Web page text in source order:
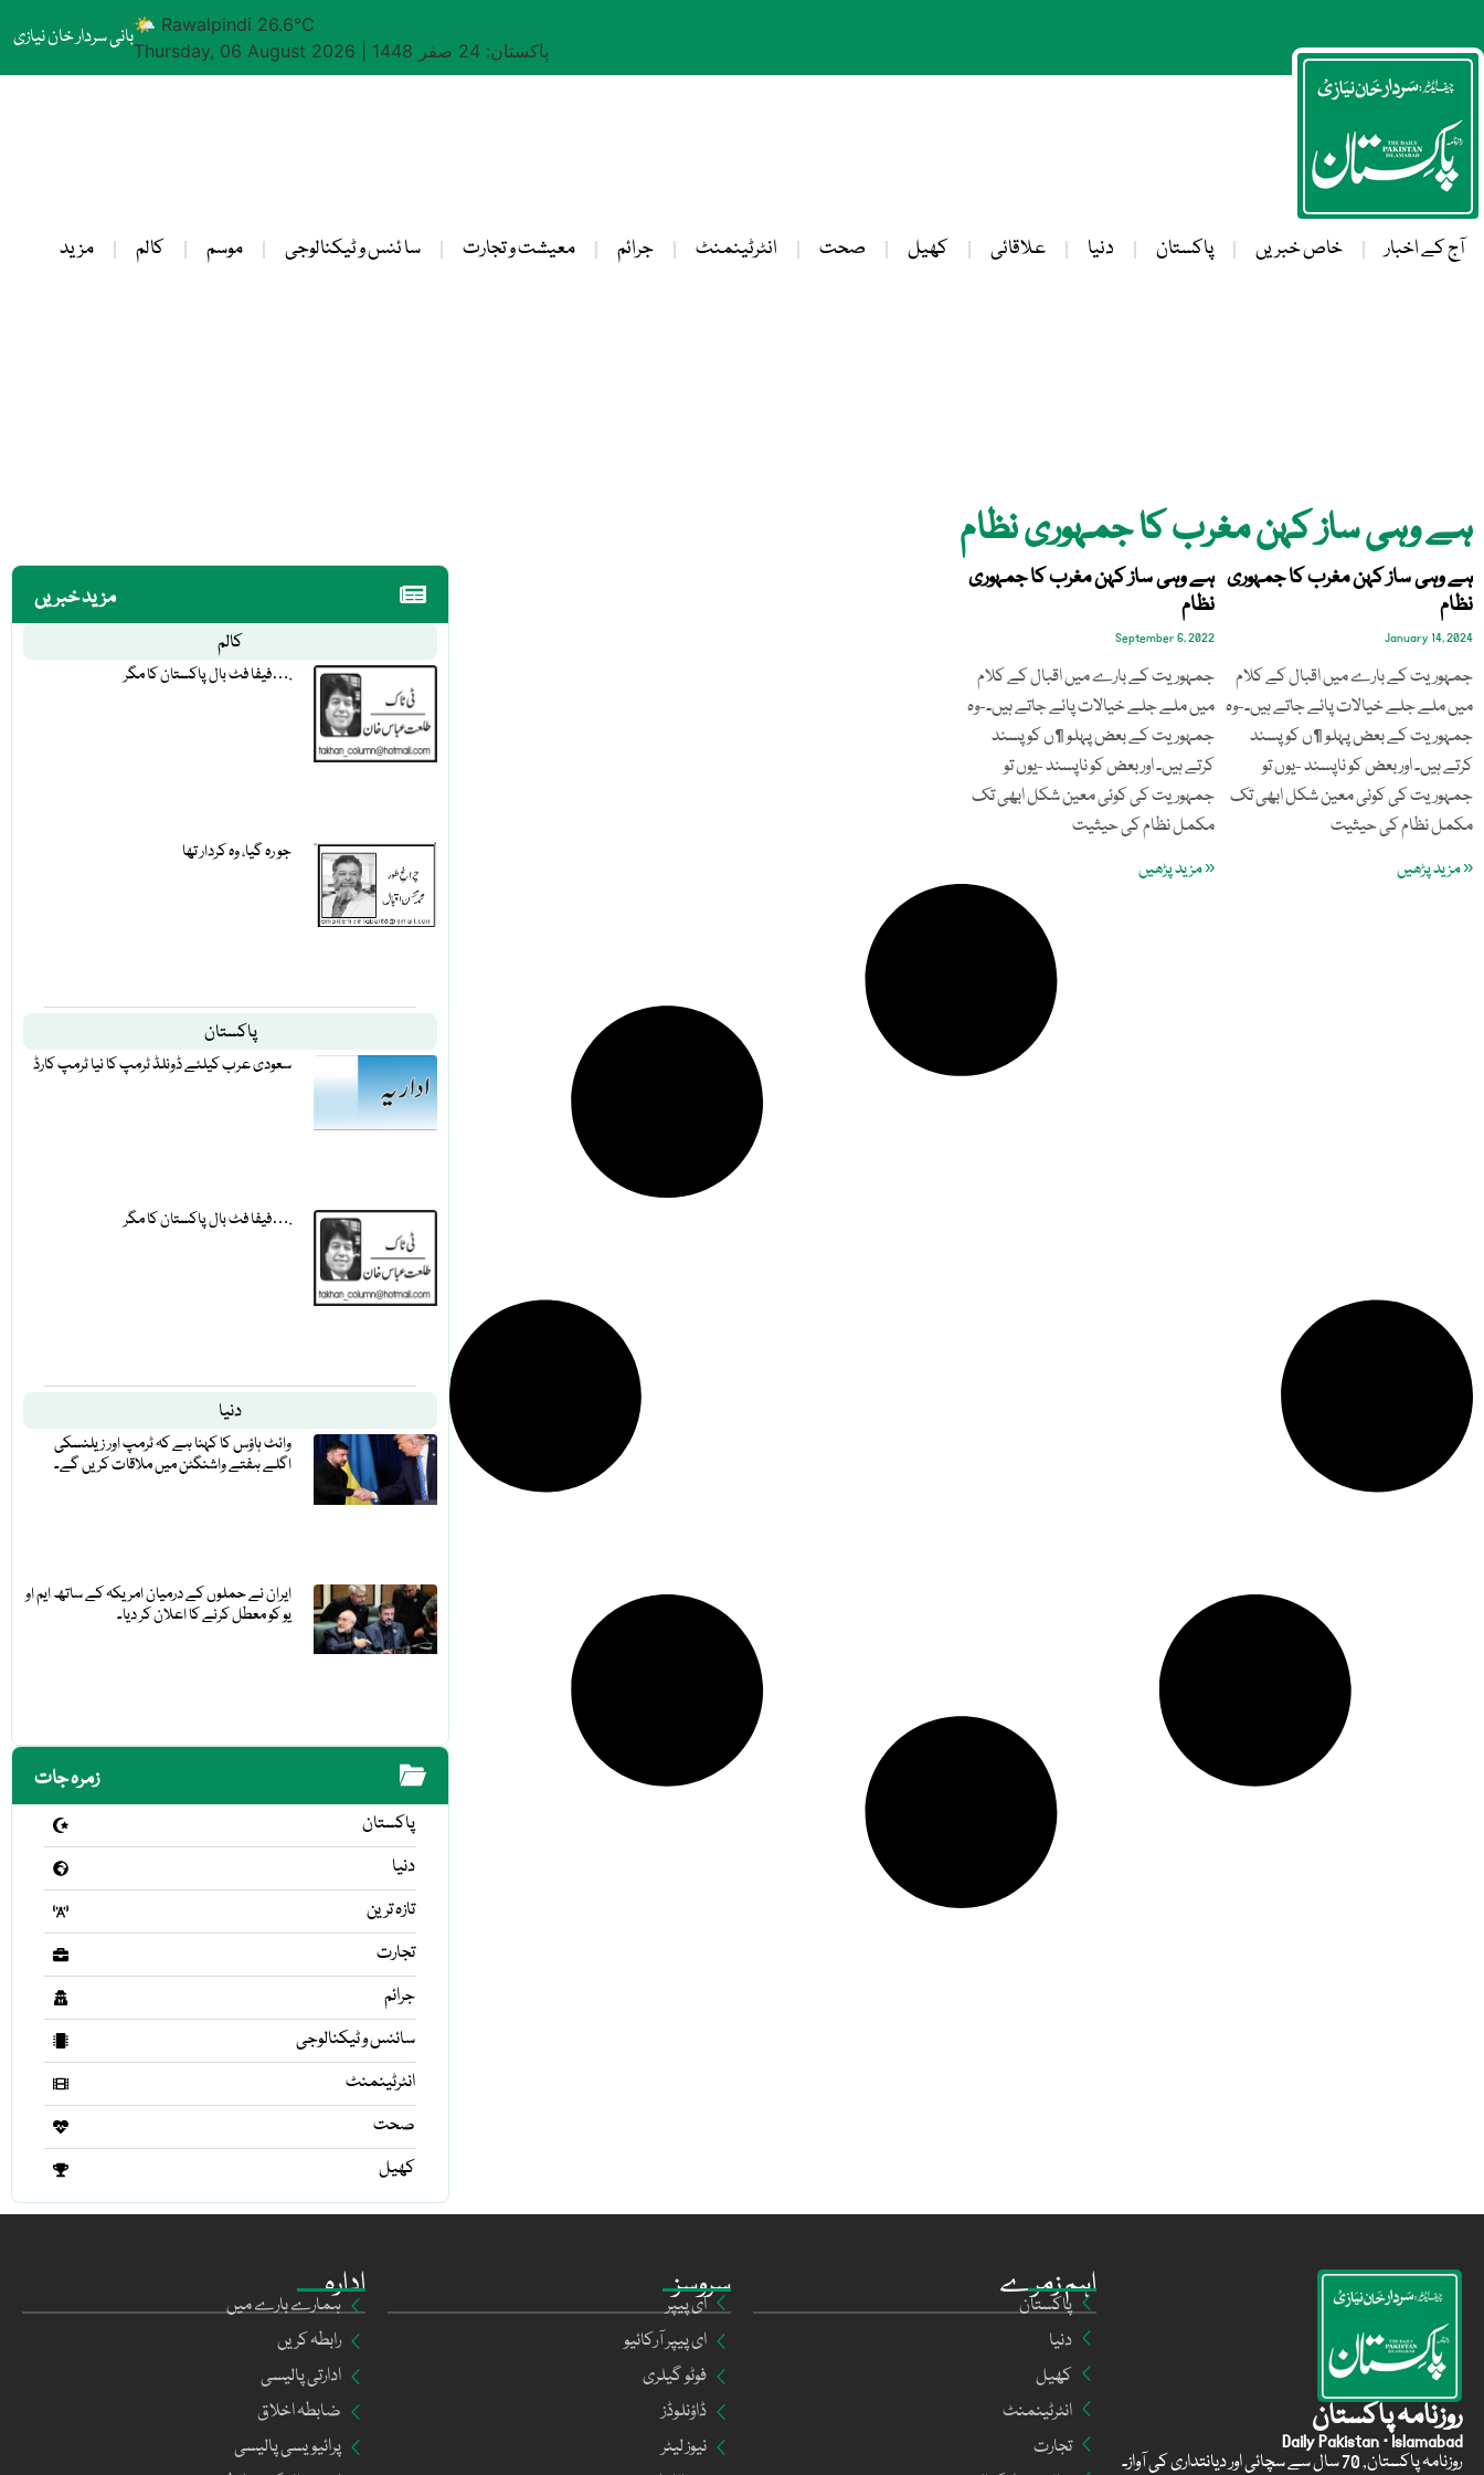
بانی سردار خان نیازی🌤 Rawalpindi 26.6°C
Thursday, 06 August 2026
پاکستان: 24 صفر 1448
آج کے اخبار خاص خبریں پاکستان دنیا علاقائی کھیل صحت انٹرٹینمنٹ جرائم معیشت و تجارت سا ئنس و ٹیکنالوجی موسم کالم مزید
ہے وہی ساز کہن مغرب کا جمہوری نظام
مزید خبریں
کالم
فیفا فٹ بال پاکستان کا مگر….
جو رہ گیا، وہ کردار تھا
پاکستان
سعودی عرب کیلئے ڈونلڈ ٹرمپ کا نیا ٹرمپ کارڈ
فیفا فٹ بال پاکستان کا مگر….
دنیا
وائٹ ہاؤس کا کہنا ہے کہ ٹرمپ اور زیلنسکی
اگلے ہفتے واشنگٹن میں ملاقات کریں گے۔
ایران نے حملوں کے درمیان امریکہ کے ساتھ ایم او
یو کو معطل کرنے کا اعلان کر دیا۔
زمرہ جات
پاکستان
دنیا
تازہ ترین
تجارت
جرائم
سائنس و ٹیکنالوجی
انٹرٹینمنٹ
صحت
کھیل
ہے وہی ساز کہن مغرب کا جمہوری
نظام
January 14, 2024
جمہوریت کے بارے میں اقبال کے کلام
میں ملے جلے خیالات پائے جاتے ہیں۔-وہ
جمہوریت کے بعض پہلو ¶ں کو پسند
کرتے ہیں۔ اور بعض کو ناپسند -یوں تو
جمہوریت کی کوئی معین شکل ابھی تک
مکمل نظام کی حیثیت
« مزید پڑھیں
ہے وہی ساز کہن مغرب کا جمہوری
نظام
September 6, 2022
جمہوریت کے بارے میں اقبال کے کلام
میں ملے جلے خیالات پائے جاتے ہیں۔-وہ
جمہوریت کے بعض پہلو ¶ں کو پسند
کرتے ہیں۔ اور بعض کو ناپسند -یوں تو
جمہوریت کی کوئی معین شکل ابھی تک
مکمل نظام کی حیثیت
« مزید پڑھیں
ادارہ
ہمارے بارے میں
رابطہ کریں
ادارتی پالیسی
ضابطہ اخلاق
پرائیویسی پالیسی
سروسز
ای پیپر
ای پیپر آرکائیو
فوٹو گیلری
ڈاؤنلوڈز
نیوز لیٹر
اہم زمرے
پاکستان
دنیا
کھیل
انٹرٹینمنٹ
تجارت
روزنامہ پاکستان
Daily Pakistan · Islamabad
روزنامہ پاکستان, 70 سال سے سچائی اور دیانتداری کی آواز۔